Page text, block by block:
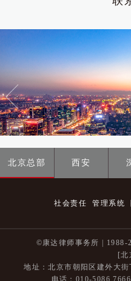
北京总部 西安
社会责任 管理系统
©康达律师事务所 | 1988-
[北
地址：北京市朝阳区建外大